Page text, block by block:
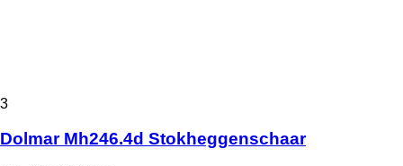
3
Dolmar Mh246.4d Stokheggenschaar